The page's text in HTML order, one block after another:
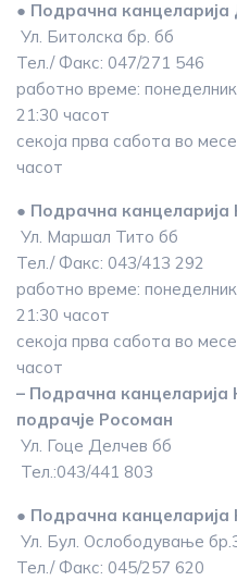
● Подрачна
Ул. Битолска бр. бб
Тел./ Факс: 047/271 546
работно време:
21:30 часот
секоја прва сабота во
часот
● Подрачна
Ул. Маршал Тито бб
Тел./ Факс: 043/413 292
работно време:
21:30 часот
секоја прва сабота во
часот
– Подрачна
подрачје Росоман
Ул. Гоце Делчев бб
Тел.:043/441 803
● Подрачна канцеларија
Ул. Бул. Ослободување
Тел./ Факс: 045/257 620